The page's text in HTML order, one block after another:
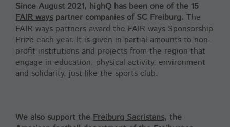
Since August 2021, highQ has been one of the 15
FAIR wayspartner companies of SC Freiburg. The
FAIR ways partners award the FAIR ways Sponsorship
Prize each year. It is given in partial amounts to non-
profit institutions and projects from the region that
engage in education, physical activity, environment
and solidarity, just like the sports club.
We also support theFreiburg Sacristans, the